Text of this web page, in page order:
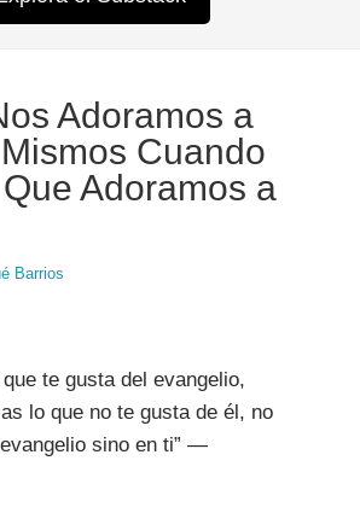
Adoramos a
Cuando
Adoramos a
Barrios
te gusta del evangelio,
lo que no te gusta de él, no
sino en ti” —